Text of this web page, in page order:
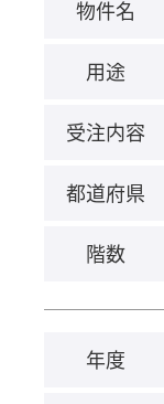
物件名
用途
受注内容
都道府県
階数
年度